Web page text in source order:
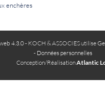
enchères
4.3.0- KOCH & ASSOCIES utilise
- Données personnelles
Conception/RéalisationAtlantic